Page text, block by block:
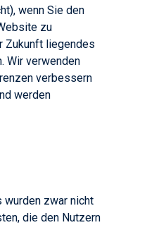
wenn Sie den
zu
Zukunft liegendes
Wir verwenden
verbessern
werden
wurden zwar nicht
die den Nutzern